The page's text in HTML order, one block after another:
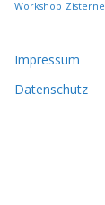
d
n
Workshop Zisterne
Impressum
Datenschutz